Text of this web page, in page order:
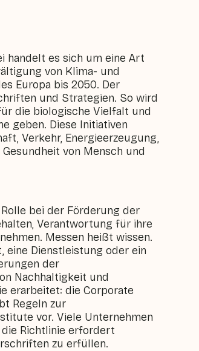
handelt es sich um eine Art
von Klima- und
Europa bis 2050. Der
und Strategien. So wird
die biologische Vielfalt und
geben. Diese Initiativen
Verkehr, Energieerzeugung,
von Mensch und
bei der Förderung der
Verantwortung für ihre
Messen heißt wissen.
eine Dienstleistung oder ein
der
Nachhaltigkeit und
erarbeitet: die Corporate
Regeln zur
vor. Viele Unternehmen
Richtlinie erfordert
zu erfüllen.